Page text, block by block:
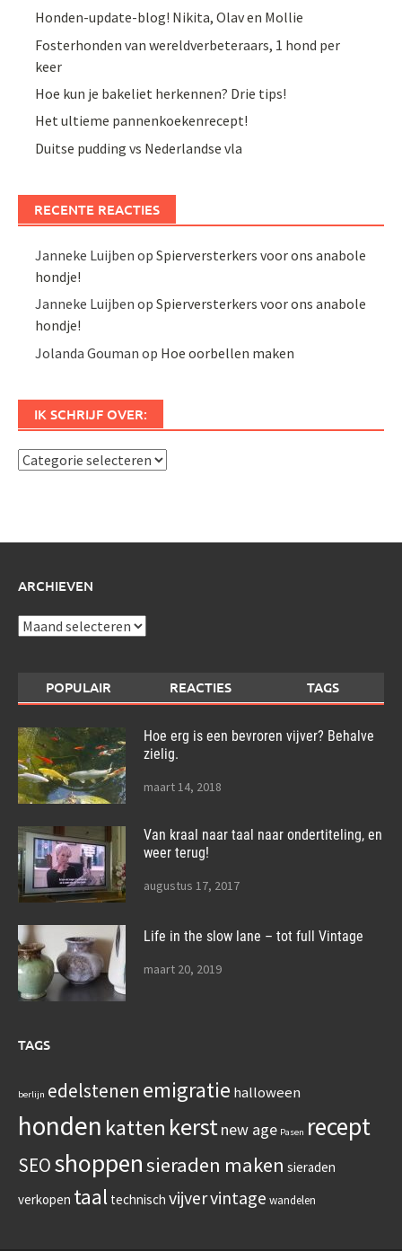
Honden-update-blog! Nikita, Olav en Mollie
Fosterhonden van wereldverbeteraars, 1 hond per
keer
Hoe kun je bakeliet herkennen? Drie tips!
Het ultieme pannenkoekenrecept!
Duitse pudding vs Nederlandse vla
RECENTE REACTIES
Janneke Luijben opSpierversterkers voor ons anabole
hondje!
Janneke Luijben opSpierversterkers voor ons anabole
hondje!
Jolanda Gouman op Hoe oorbellen maken
IK SCHRIJF OVER:
Ik
ARCHIEVEN
Archieven
POPULAIR REACTIES TAGS
Hoe erg is een bevroren vijver? Behalve
zielig.
maart 14, 2018
Van kraal naar taal naar ondertiteling, en
weer terug!
augustus 17, 2017
Life in the slow lane – tot full Vintage
maart 20, 2019
TAGS
berlijn edelstenen emigratie halloween
honden katten kerstnew age Pasen recept
SEOshoppensieraden maken sieraden
verkopen taal technisch vijvervintage wandelen